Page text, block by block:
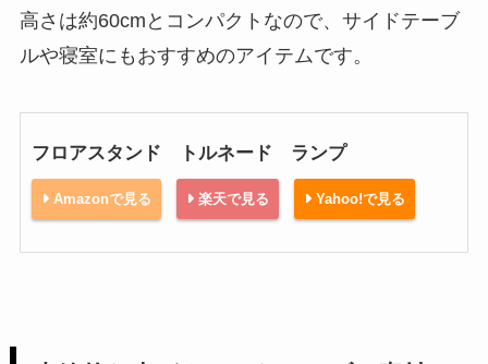
高さは約60cmとコンパクトなので、サイドテーブ
ルや寝室にもおすすめのアイテムです。
フロアスタンド トルネード ランプ
Amazonで見る 楽天で見る Yahoo!で見る